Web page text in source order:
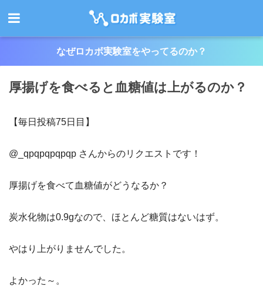
なぜロカボ実験室をやってるのか？
厚揚げを食べると血糖値は上がるのか？
【毎日投稿75日目】
@_qpqpqpqpqp さんからのリクエストです！
厚揚げを食べて血糖値がどうなるか？
炭水化物は0.9gなので、ほとんど糖質はないはず。
やはり上がりませんでした。
よかった～。